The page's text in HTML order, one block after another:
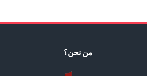
من نحن؟